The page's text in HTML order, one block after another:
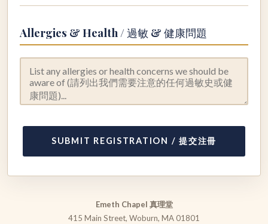
Allergies & Health / 過敏 & 健康問題
SUBMIT REGISTRATION / 提交注冊
Emeth Chapel 真理堂
415 Main Street, Woburn, MA 01801